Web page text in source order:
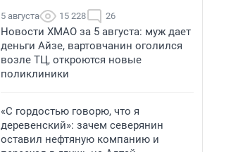
5 августа 15 228 26
Новости ХМАО за 5 августа: муж дает
деньги Айзе, вартовчанин оголился
возле ТЦ, откроются новые
поликлиники
«С гордостью говорю, что я
деревенский»: зачем северянин
оставил нефтяную компанию и